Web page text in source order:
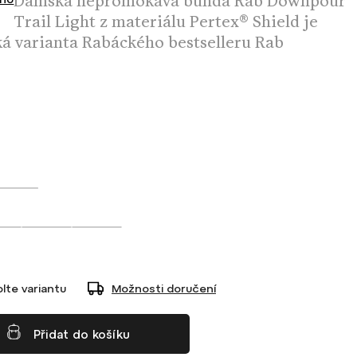
Trail Light z materiálu Pertex® Shield je
varianta Rabáckého bestselleru Rab
variantu Možnosti doručení
Přidat do košíku